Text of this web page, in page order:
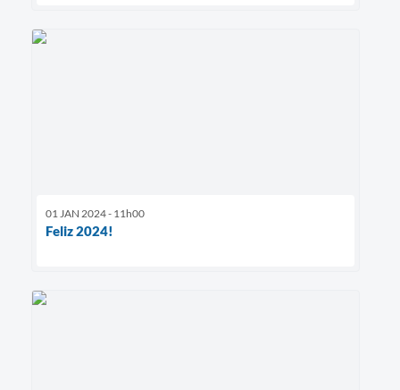
01 JAN 2024 - 11h00
Feliz 2024!